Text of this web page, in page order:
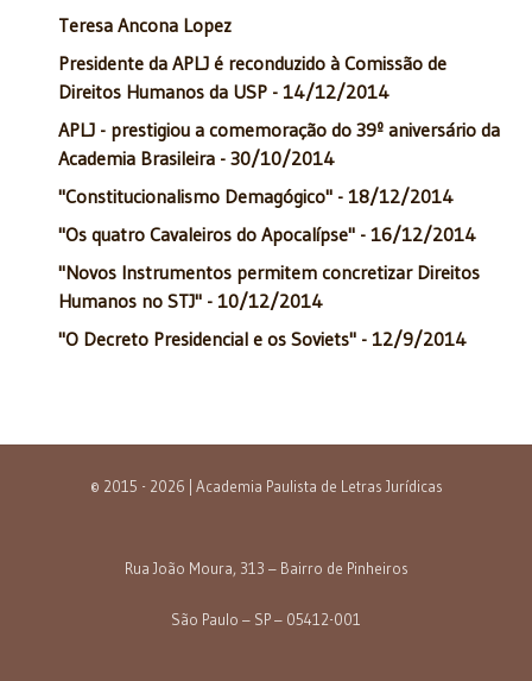
Teresa Ancona Lopez
Presidente da APLJ é reconduzido à Comissão de
Direitos Humanos da USP - 14/12/2014
APLJ - prestigiou a comemoração do 39º aniversário da
Academia Brasileira - 30/10/2014
"Constitucionalismo Demagógico" - 18/12/2014
"Os quatro Cavaleiros do Apocalípse" - 16/12/2014
"Novos Instrumentos permitem concretizar Direitos
Humanos no STJ" - 10/12/2014
"O Decreto Presidencial e os Soviets" - 12/9/2014
© 2015 - 2026 | Academia Paulista de Letras Jurídicas
Rua João Moura, 313 – Bairro de Pinheiros
São Paulo – SP – 05412-001